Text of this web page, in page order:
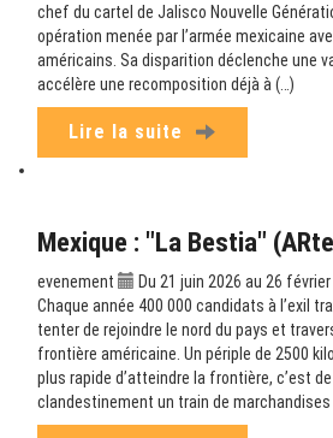
chef du cartel de Jalisco Nouvelle
opération menée par l’armée mexicaine
américains. Sa disparition déclenche une
accélère une recomposition déjà à (…)
Lire la suite
Mexique : "La Bestia"
evenement
Du 21 juin 2026 au 26
Chaque année 400 000 candidats à l’exil
tenter de rejoindre le nord du pays et
frontière américaine. Un périple de 2500
plus rapide d’atteindre la frontière, c’est
clandestinement un train de marchandises